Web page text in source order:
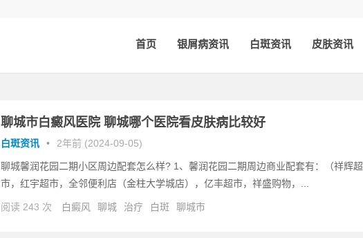
首页 银屑病资讯 白斑资讯 皮肤资讯
聊城市白癜风医院 聊城哪个医院看皮肤病比较好
白斑资讯 • 2年前 (2024-09-05)
聊城馨润花园二期小区周边配套怎么样? 1、馨润花园二期周边商业配套有：（祥辉超
市，红宇超市，全邻便利店（金柱大学城店），亿丰超市，祥盛购物，...
阅读 243 次 白癜风 聊城 治疗 白斑 聊城市